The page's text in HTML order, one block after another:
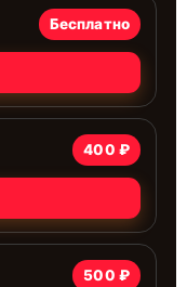
Бесплатно
400 ₽
500 ₽